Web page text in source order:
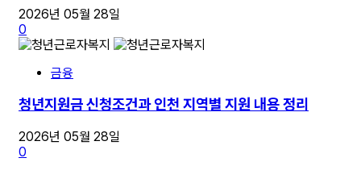
2026년 05월 28일
0
금융
청년지원금 신청조건과 인천 지역별 지원 내용 정리
2026년 05월 28일
0